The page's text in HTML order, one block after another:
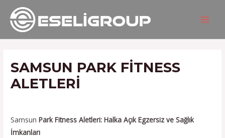
İçeriğe
atla
SAMSUN PARK FITNESS
ALETLERI
SamsunPark Fitness Aletleri: Halka Açık Egzersiz ve Sağlık
İmkanları
Yazı
gezinmesi